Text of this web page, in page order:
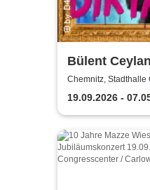
Bülent
Chemnitz, Stadthalle
19.09.2026 -